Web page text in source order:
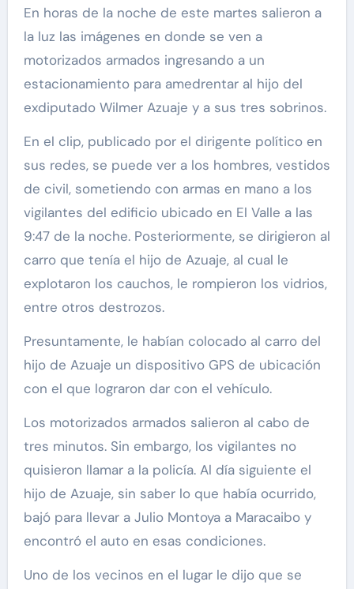
En horas de la noche de este martes salieron a
la luz las imágenes en donde se ven a
motorizados armados ingresando a un
estacionamiento para amedrentar al hijo del
exdiputado Wilmer Azuaje y a sus tres sobrinos.
En el clip, publicado por el dirigente político en
sus redes, se puede ver a los hombres, vestidos
de civil, sometiendo con armas en mano a los
vigilantes del edificio ubicado en El Valle a las
9:47 de la noche. Posteriormente, se dirigieron al
carro que tenía el hijo de Azuaje, al cual le
explotaron los cauchos, le rompieron los vidrios,
entre otros destrozos.
Presuntamente, le habían colocado al carro del
hijo de Azuaje un dispositivo GPS de ubicación
con el que lograron dar con el vehículo.
Los motorizados armados salieron al cabo de
tres minutos. Sin embargo, los vigilantes no
quisieron llamar a la policía. Al día siguiente el
hijo de Azuaje, sin saber lo que había ocurrido,
bajó para llevar a Julio Montoya a Maracaibo y
encontró el auto en esas condiciones.
Uno de los vecinos en el lugar le dijo que se